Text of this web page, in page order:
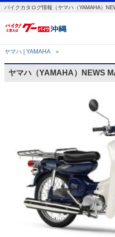
バイクカタログ情報（ヤマハ（YAMAHA）
ヤマハ | YAMAHA ＞
ヤマハ（YAMAHA）NEWS